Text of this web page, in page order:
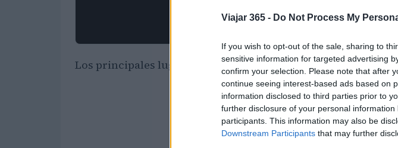
Viajar 365 - Do Not Process My
If you wish to opt-out of the sale, sharing to
sensitive information for targeted advertising
confirm your selection. Please note that after
continue seeing interest-based ads based on
information disclosed to third parties prior to
further disclosure of your personal
participants. This information may also be
Downstream Participants that may further
Los principales lugares que podrás encontrar y visitar en